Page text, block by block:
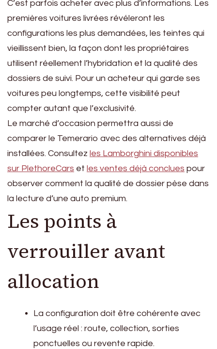
C’est parfois acheter avec plus d’informations. Les
premières voitures livrées révéleront les
configurations les plus demandées, les teintes qui
vieillissent bien, la façon dont les propriétaires
utilisent réellement l’hybridation et la qualité des
dossiers de suivi. Pour un acheteur qui garde ses
voitures peu longtemps, cette visibilité peut
compter autant que l’exclusivité.
Le marché d’occasion permettra aussi de
comparer le Temerario avec des alternatives déjà
installées. Consultez les Lamborghini disponibles
sur PlethoreCars et les ventes déjà conclues pour
observer comment la qualité de dossier pèse dans
la lecture d’une auto premium.
Les points à
verrouiller avant
allocation
La configuration doit être cohérente avec
l’usage réel : route, collection, sorties
ponctuelles ou revente rapide.